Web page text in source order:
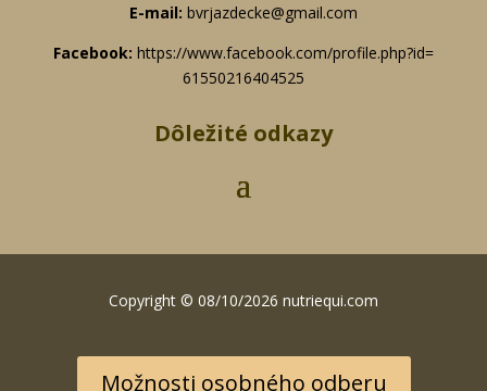
E-mail: bvrjazdecke@gmail.com
Facebook: https://www.facebook.com/profile.php?id=
61550216404525
Dôležité odkazy
Copyright © 08/10/2026 nutriequi.com
Možnosti osobného odberu